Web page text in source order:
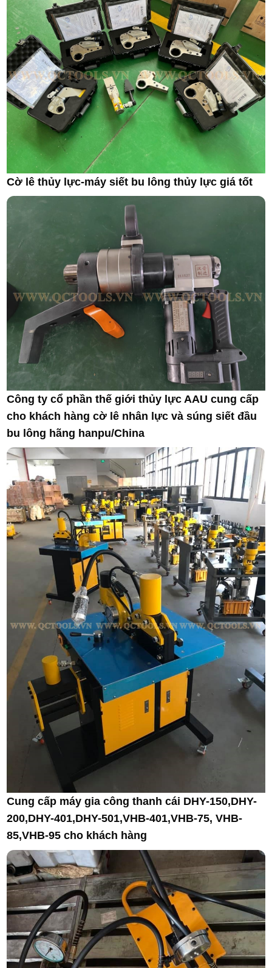
Cờ lê thủy lực-máy siết bu lông thủy lực giá tốt
Công ty cổ phần thế giới thủy lực AAU cung cấp
cho khách hàng cờ lê nhân lực và súng siết đầu
bu lông hãng hanpu/China
Cung cấp máy gia công thanh cái DHY-150,DHY-
200,DHY-401,DHY-501,VHB-401,VHB-75, VHB-
85,VHB-95 cho khách hàng